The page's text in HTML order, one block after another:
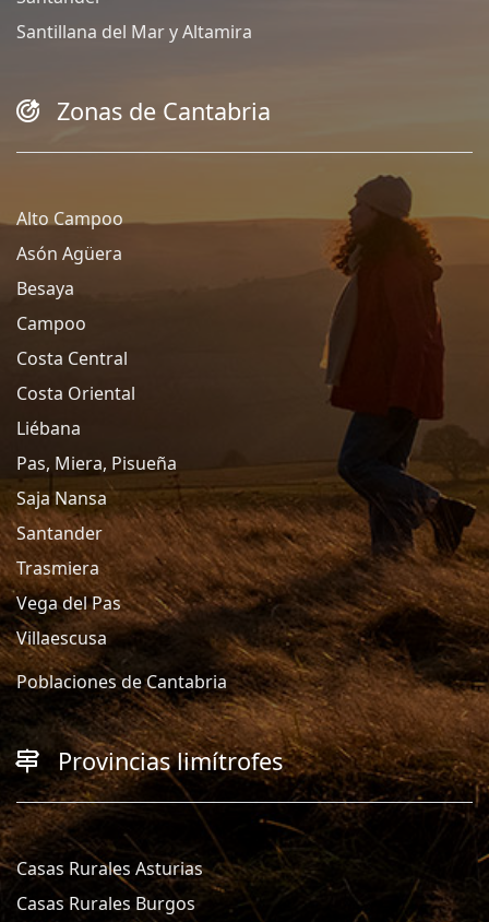
Santillana del Mar y Altamira
Zonas de Cantabria
Alto Campoo
Asón Agüera
Besaya
Campoo
Costa Central
Costa Oriental
Liébana
Pas, Miera, Pisueña
Saja Nansa
Santander
Trasmiera
Vega del Pas
Villaescusa
Poblaciones de Cantabria
Provincias limítrofes
Casas Rurales Asturias
Casas Rurales Burgos